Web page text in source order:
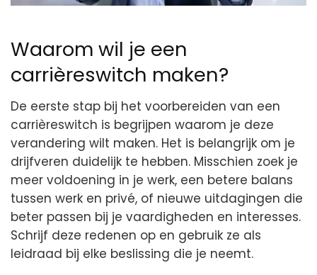
Waarom wil je een
carrièreswitch maken?
De eerste stap bij het voorbereiden van een
carrièreswitch is begrijpen waarom je deze
verandering wilt maken. Het is belangrijk om je
drijfveren duidelijk te hebben. Misschien zoek je
meer voldoening in je werk, een betere balans
tussen werk en privé, of nieuwe uitdagingen die
beter passen bij je vaardigheden en interesses.
Schrijf deze redenen op en gebruik ze als
leidraad bij elke beslissing die je neemt.